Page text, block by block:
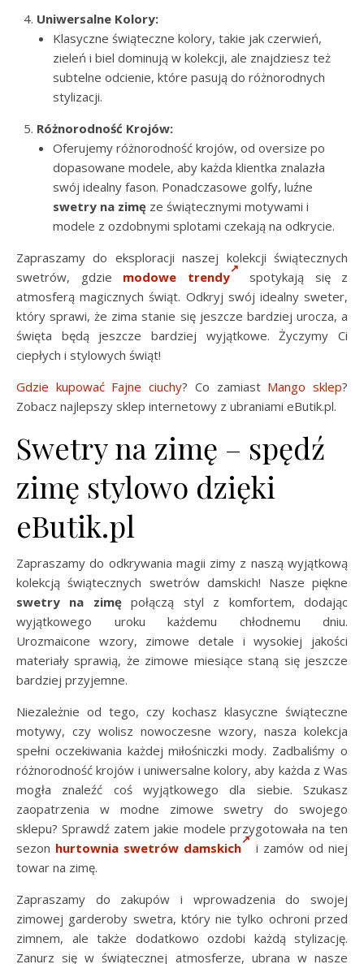
Uniwersalne Kolory:
Klasyczne świąteczne kolory, takie jak czerwień,
zieleń i biel dominują w kolekcji, ale znajdziesz też
subtelne odcienie, które pasują do różnorodnych
stylizacji.
Różnorodność Krojów:
Oferujemy różnorodność krojów, od oversize po
dopasowane modele, aby każda klientka znalazła
swój idealny fason. Ponadczasowe golfy, luźne
swetry na zimę ze świątecznymi motywami i
modele z ozdobnymi splotami czekają na odkrycie.
Zapraszamy do eksploracji naszej kolekcji świątecznych
swetrów, gdzie modowe trendy
spotykają się z
atmosferą magicznych świąt. Odkryj swój idealny sweter,
który sprawi, że zima stanie się jeszcze bardziej urocza, a
święta będą jeszcze bardziej wyjątkowe. Życzymy Ci
ciepłych i stylowych świąt!
Gdzie kupować Fajne ciuchy? Co zamiast Mango sklep?
Zobacz najlepszy sklep internetowy z ubraniami eButik.pl.
Swetry na zimę – spędź
zimę stylowo dzięki
eButik.pl
Zapraszamy do odkrywania magii zimy z naszą wyjątkową
kolekcją świątecznych swetrów damskich! Nasze piękne
swetry na zimępołączą styl z komfortem, dodając
wyjątkowego uroku każdemu chłodnemu dniu.
Urozmaicone wzory, zimowe detale i wysokiej jakości
materiały sprawią, że zimowe miesiące staną się jeszcze
bardziej przyjemne.
Niezależnie od tego, czy kochasz klasyczne świąteczne
motywy, czy wolisz nowoczesne wzory, nasza kolekcja
spełni oczekiwania każdej miłośniczki mody. Zadbaliśmy o
różnorodność krojów i uniwersalne kolory, aby każda z Was
mogła znaleźć coś wyjątkowego dla siebie. Szukasz
zaopatrzenia w modne zimowe swetry do swojego
sklepu? Sprawdź zatem jakie modele przygotowała na ten
sezon hurtownia swetrów damskich
i zamów od niej
towar na zimę.
Zapraszamy do zakupów i wprowadzenia do swojej
zimowej garderoby swetra, który nie tylko ochroni przed
zimnem, ale także dodatkowo ozdobi każdą stylizację.
Zanurz się w świątecznej atmosferze, ubrana w nasze